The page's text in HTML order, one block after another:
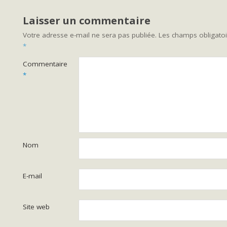
Laisser un commentaire
Votre adresse e-mail ne sera pas publiée. Les champs
*
Commentaire
*
Nom
E-mail
Site web